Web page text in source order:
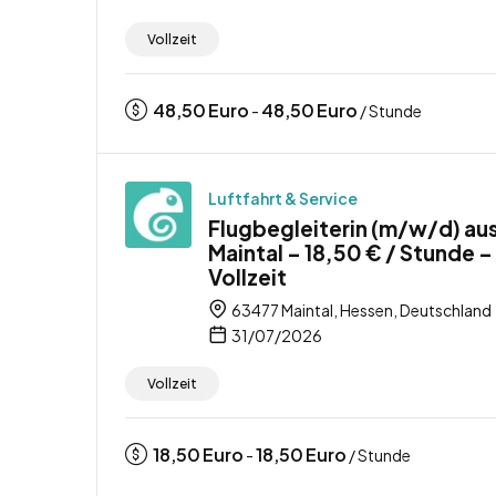
Vollzeit
48,50Euro - 48,50Euro / Stunde
Luftfahrt & Service
Flugbegleiterin (m/w/d)
Maintal – 18,50 € / Stunde –
Vollzeit
63477 Maintal, Hessen, Deutschland
31/07/2026
Vollzeit
18,50Euro -18,50Euro / Stunde